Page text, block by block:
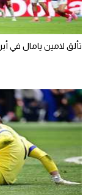
تألق لامين يامال في